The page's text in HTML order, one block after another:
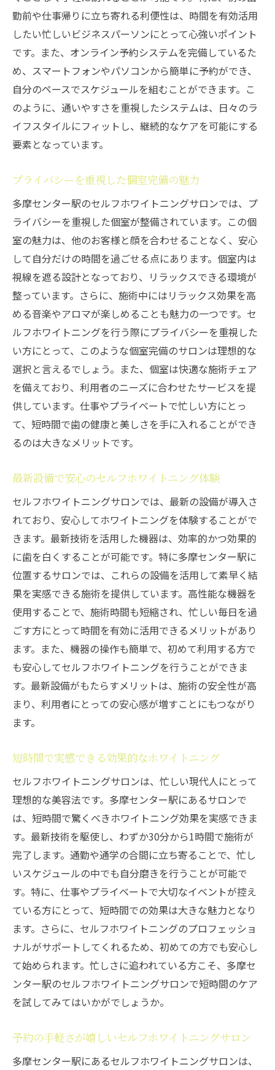
セルフホワイトニングの予約と施術の流れ
待ち時間ゼロ！すぐに始められるホワイト
短時間でのケアが可能な最新機器
リラックス空間でセルフホワイトニングを楽し
む方法
疲れを癒すリラックス空間の魅力
落ち着いた空間で自分時間を楽しむ
リラックスと美しさを同時に手に入れる
プライベート空間で安心して施術を行う
心地よい音楽と照明でリラックス効果アッ
プ
セルフホワイトニングサロンで笑顔に自信を取
り戻す
白い歯で笑顔に自信を
セルフホワイトニングで得られる美しい笑
顔
笑顔の印象を変えるセルフホワイトニング
セルフホワイトニングで自信を取り戻す理
由
定期的なケアで笑顔を維持
笑顔
忙しい日々にピッタリな多摩センター駅のセル
フホワイトニングサロン
時間がない人に最適なセルフホワイトニン
グサロン
効率的にホワイトニング！隙間時間を活用
多摩センター駅のサロンが選ばれる理由
仕事とプライベートを両立するためのセル
フホワイトニング
セルフホワイトニングが忙しい人にピッタ
リな理由
時間管理を意識した人のためのホワイトニ
で歯をケア
朝の習慣にセルフホワイトニングを取り入
れる
仕事前にリフレッシュ！セルフホワイトニ
ングの効果
短時間で終わるから続けやすい新習慣
仕事の合間に美しい笑顔を手に入れる
セルフホワイトニングで自信を持って仕事
に臨む
毎日の習慣にプラスするセルフケア
自分へのご褒美に多摩センター駅のセルフホワ
イトニングサロン
頑張った自分にご褒美！セルフホワイトニ
サロンでの時間が心のリフレッシュに
自分磨きの時間を楽しむセルフホワイトニ
勤前や仕事帰りに立ち寄れる利便性は、時間を有効活用
したい忙しいビジネスパーソンにとって心強いポイント
です。また、オンライン予約システムを完備しているた
め、スマートフォンやパソコンから簡単に予約ができ、
自分のペースでスケジュールを組むことができます。こ
のように、通いやすさを重視したシステムは、日々のラ
イフスタイルにフィットし、継続的なケアを可能にする
要素となっています。
プライバシーを重視した個室完備の魅力
多摩センター駅のセルフホワイトニングサロンでは、プ
ライバシーを重視した個室が整備されています。この個
室の魅力は、他のお客様と顔を合わせることなく、安心
して自分だけの時間を過ごせる点にあります。個室内は
視線を遮る設計となっており、リラックスできる環境が
整っています。さらに、施術中にはリラックス効果を高
める音楽やアロマが楽しめることも魅力の一つです。セ
ルフホワイトニングを行う際にプライバシーを重視した
い方にとって、このような個室完備のサロンは理想的な
選択と言えるでしょう。また、個室は快適な施術チェア
を備えており、利用者のニーズに合わせたサービスを提
供しています。仕事やプライベートで忙しい方にとっ
て、短時間で歯の健康と美しさを手に入れることができ
るのは大きなメリットです。
最新設備で安心のセルフホワイトニング体験
セルフホワイトニングサロンでは、最新の設備が導入さ
れており、安心してホワイトニングを体験することがで
きます。最新技術を活用した機器は、効率的かつ効果的
に歯を白くすることが可能です。特に多摩センター駅に
位置するサロンでは、これらの設備を活用して素早く結
果を実感できる施術を提供しています。高性能な機器を
使用することで、施術時間も短縮され、忙しい毎日を過
ごす方にとって時間を有効に活用できるメリットがあり
ます。また、機器の操作も簡単で、初めて利用する方で
も安心してセルフホワイトニングを行うことができま
す。最新設備がもたらすメリットは、施術の安全性が高
まり、利用者にとっての安心感が増すことにもつながり
ます。
短時間で実感できる効果的なホワイトニング
セルフホワイトニングサロンは、忙しい現代人にとって
理想的な美容法です。多摩センター駅にあるサロンで
は、短時間で驚くべきホワイトニング効果を実感できま
す。最新技術を駆使し、わずか30分から1時間で施術が
完了します。通勤や通学の合間に立ち寄ることで、忙し
いスケジュールの中でも自分磨きを行うことが可能で
す。特に、仕事やプライベートで大切なイベントが控え
ている方にとって、短時間での効果は大きな魅力となり
ます。さらに、セルフホワイトニングのプロフェッショ
ナルがサポートしてくれるため、初めての方でも安心し
て始められます。忙しさに追われている方こそ、多摩セ
ンター駅のセルフホワイトニングサロンで短時間のケア
を試してみてはいかがでしょうか。
予約の手軽さが嬉しいセルフホワイトニングサロン
多摩センター駅にあるセルフホワイトニングサロンは、